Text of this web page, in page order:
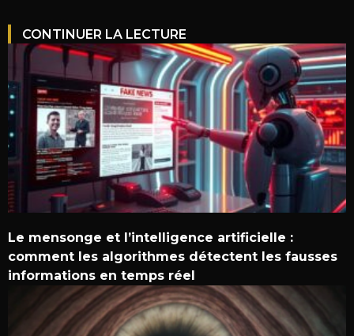
CONTINUER LA LECTURE
Le mensonge et l’intelligence artificielle :
comment les algorithmes détectent les fausses
informations en temps réel